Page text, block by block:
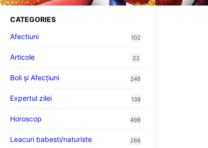
CATEGORIES
Afectiuni
102
Articole 22
Boli și Afecțiuni 346
Expertul zilei 139
Horoscop 498
Leacuri babesti/naturiste 266